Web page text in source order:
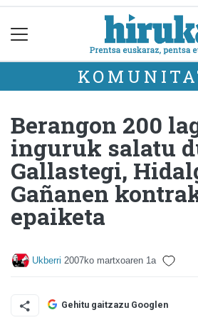
Berangon 200
inguruk salatu
Gallastegi,
Gañanen
epaiketa
Ukberri 2007ko martxoaren 1a
Gehitu gaitzazu Googlen